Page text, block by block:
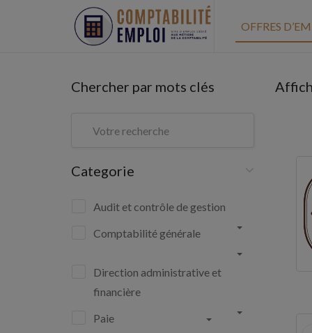
OFFRES
Chercher par mots clés
Categorie
Audit et contrôle de gestion
Comptabilité générale
Direction administrative et
financière
Paie